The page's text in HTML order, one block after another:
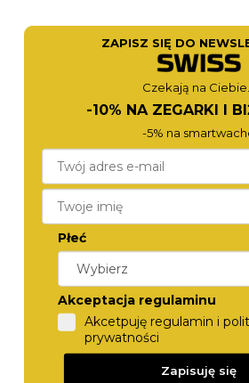
590,-
ROSEFIELD
ZAPISZ SIĘ DO
Czekają na Ciebie...
-10% NA ZEGARKI I
-5% na
Płeć
Akceptacja regulaminu
Akcetpuję regulamin i
prywatności
Zapisuję się